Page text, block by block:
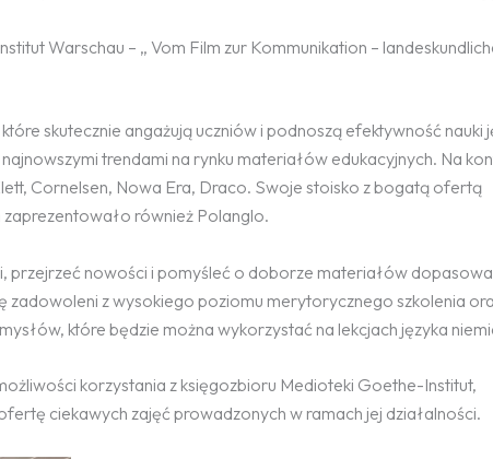
Warschau – „ Vom Film zur Kommunikation –
skutecznie angażują uczniów i podnoszą efektywność nauki
trendami na rynku materiałów edukacyjnych. Na
Cornelsen, Nowa Era, Draco. Swoje stoisko z bogatą ofertą
również Polanglo.
przejrzeć nowości i pomyśleć o doborze materiałów
zadowoleni z wysokiego poziomu merytorycznego szkolenia
które będzie można wykorzystać na lekcjach języka
korzystania z księgozbioru Medioteki Goethe-Institut,
ciekawych zajęć prowadzonych w ramach jej działalności.